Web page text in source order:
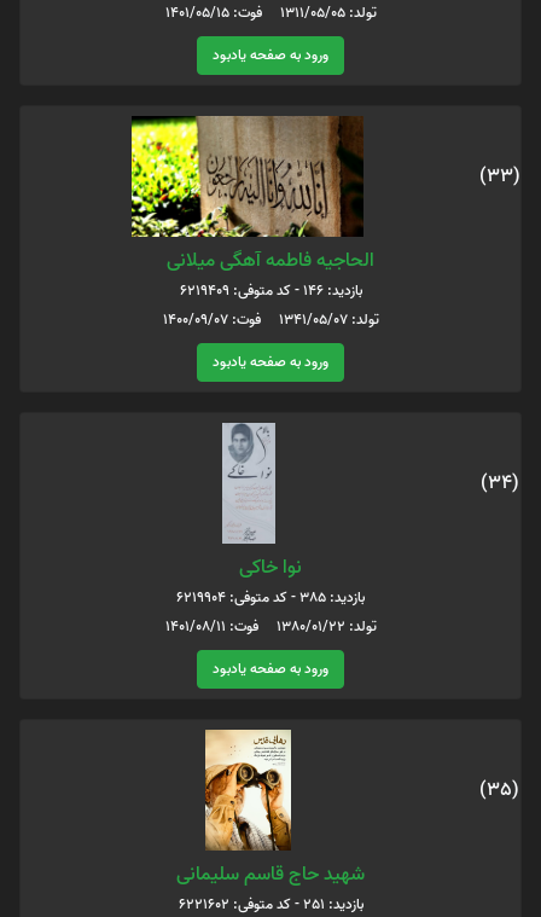
تولد: 1311/05/05 فوت: 1401/05/15
ورود به صفحه یادبود
(33)
الحاجیه فاطمه آهگی میلانی
بازدید: 146 - کد متوفی: 6219409
تولد: 1341/05/07 فوت: 1400/09/07
ورود به صفحه یادبود
(34)
نوا خاکی
بازدید: 385 - کد متوفی: 6219904
تولد: 1380/01/22 فوت: 1401/08/11
ورود به صفحه یادبود
(35)
شهید حاج قاسم سلیمانی
بازدید: 251 - کد متوفی: 6221602